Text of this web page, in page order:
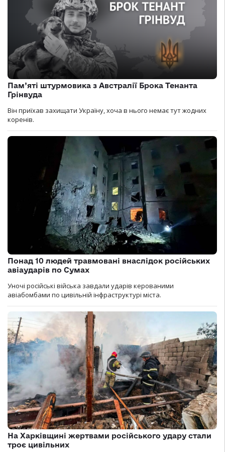
Пам’яті штурмовика з Австралії Брока Тенанта
Грінвуда
Він приїхав захищати Україну, хоча в нього немає тут жодних
коренів.
Понад 10 людей травмовані внаслідок російських
авіаударів по Сумах
Уночі російські війська завдали ударів керованими
авіабомбами по цивільній інфраструктурі міста.
На Харківщині жертвами російського удару стали
троє цивільних